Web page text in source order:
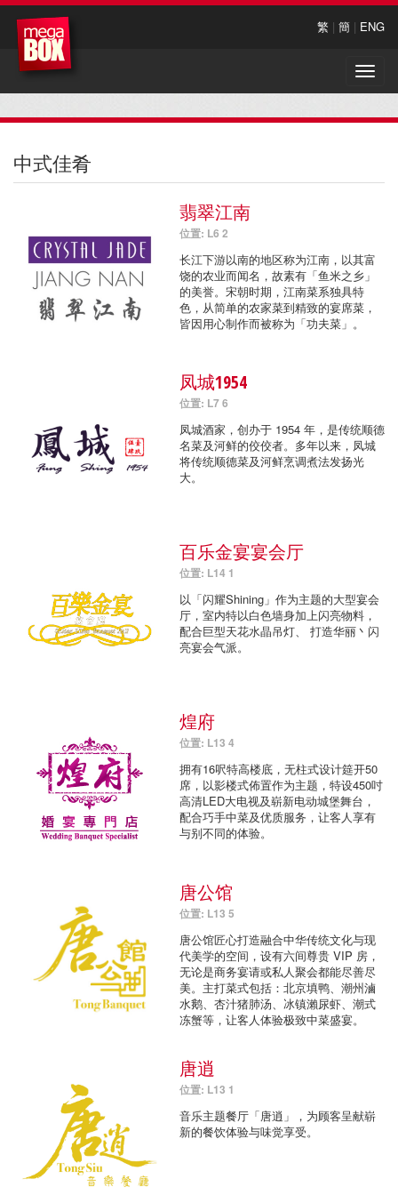
繁 | 簡 | ENG
Toggle
中式佳肴
翡翠江南
位置: L6 2
长江下游以南的地区称为江南，以其富
饶的农业而闻名，故素有「鱼米之乡」
的美誉。宋朝时期，江南菜系独具特
色，从简单的农家菜到精致的宴席菜，
皆因用心制作而被称为「功夫菜」。
凤城1954
位置: L7 6
凤城酒家，创办于 1954 年，是传统顺德
名菜及河鲜的佼佼者。多年以来，凤城
将传统顺德菜及河鲜烹调煮法发扬光
大。
百乐金宴宴会厅
位置: L14 1
以「闪耀Shining」作为主题的大型宴会
厅，室内特以白色墙身加上闪亮物料，
配合巨型天花水晶吊灯、 打造华丽丶闪
亮宴会气派。
煌府
位置: L13 4
拥有16呎特高楼底，无柱式设计筵开50
席，以影楼式佈置作为主题，特设450吋
高清LED大电视及崭新电动城堡舞台，
配合巧手中菜及优质服务，让客人享有
与别不同的体验。
唐公馆
位置: L13 5
唐公馆匠心打造融合中华传统文化与现
代美学的空间，设有六间尊贵 VIP 房，
无论是商务宴请或私人聚会都能尽善尽
美。主打菜式包括：北京填鸭、潮州滷
水鹅、杏汁猪肺汤、冰镇瀨尿虾、潮式
冻蟹等，让客人体验极致中菜盛宴。
唐逍
位置: L13 1
音乐主题餐厅「唐逍」，为顾客呈献崭
新的餐饮体验与味觉享受。